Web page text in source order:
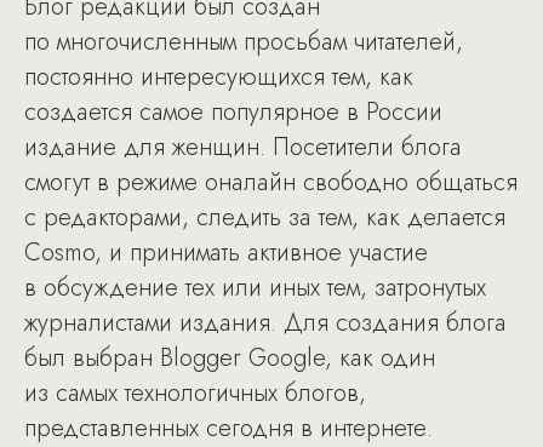
по многочисленным просьбам читателей,
постоянно интересующихся тем, как
создается самое популярное в России
издание для женщин. Посетители блога
смогут в режиме оналайн свободно общаться
с редакторами, следить за тем, как делается
Cosmo, и принимать активное участие
в обсуждение тех или иных тем, затронутых
журналистами издания. Для создания блога
был выбран Blogger Google, как один
из самых технологичных блогов,
представленных сегодня в интернете.